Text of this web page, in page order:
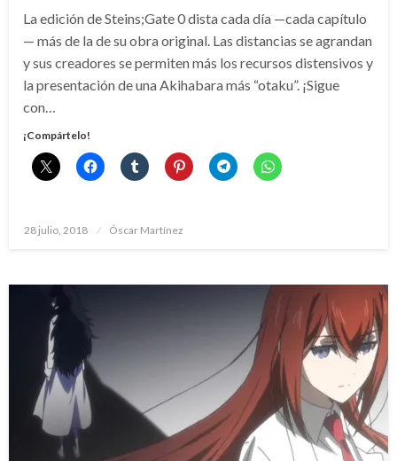
La edición de Steins;Gate 0 dista cada día —cada capítulo
— más de la de su obra original. Las distancias se agrandan
y sus creadores se permiten más los recursos distensivos y
la presentación de una Akihabara más “otaku”. ¡Sigue
con…
¡Compártelo!
Publicado
28 julio, 2018 Óscar Martínez